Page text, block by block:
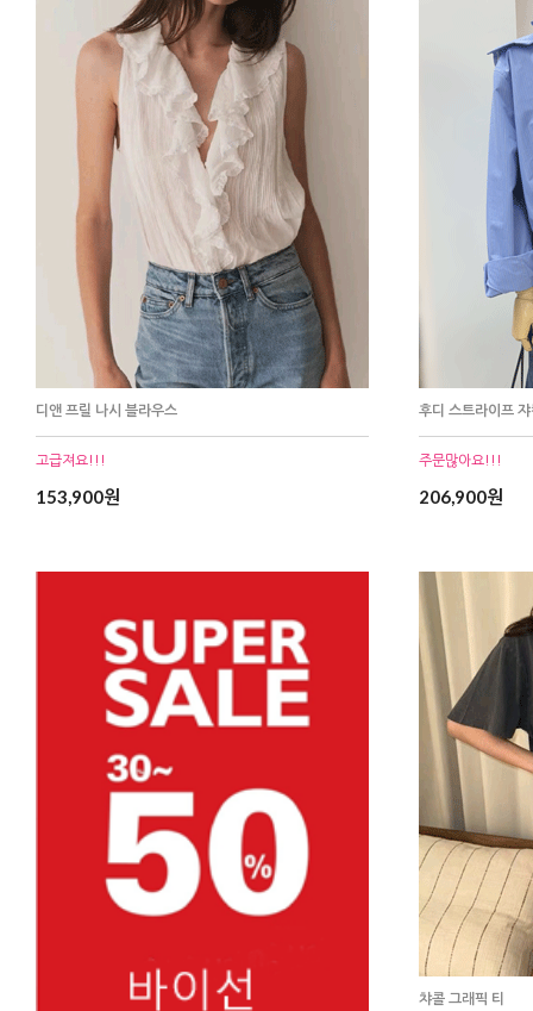
디앤 프릴 나시 블라우스
고급져요!!!
153,900원
후디 스트라이프 쟈
주문많아요!!!
206,900원
챠콜 그래픽 티